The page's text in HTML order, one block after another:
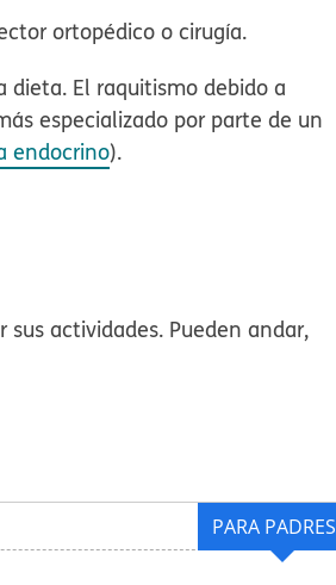
ortopédico o cirugía.
dieta. El raquitismo debido a
especializado por parte de un
endocrino).
actividades. Pueden andar,
PARA PADRES